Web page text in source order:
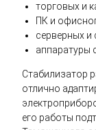
торговых и
ПК и
серверных и
аппаратуры
Стабилизатор
отлично
его работы